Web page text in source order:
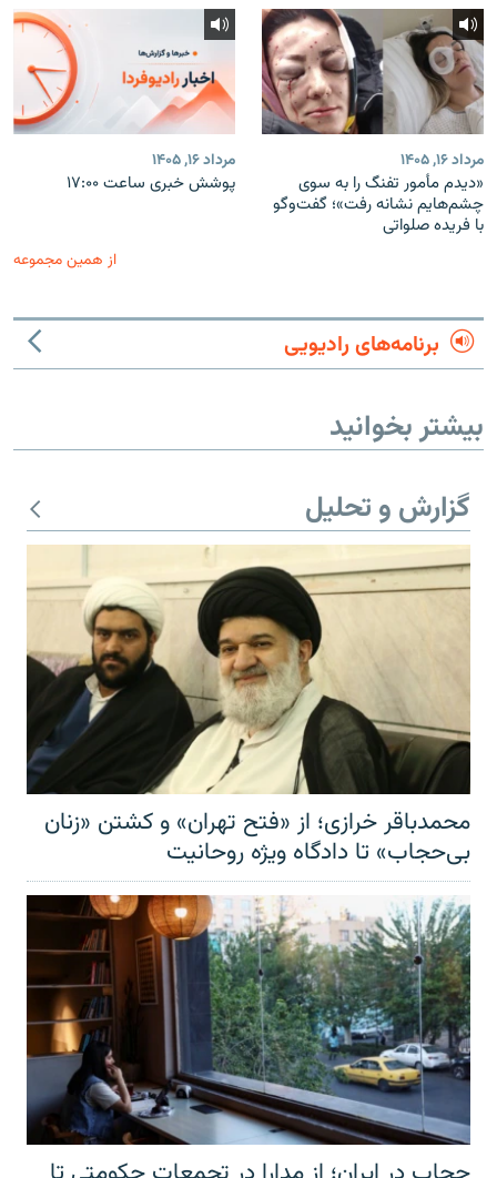
مرداد ۱۶, ۱۴۰۵
«دیدم مأمور تفنگ را به سوی
چشم‌هایم نشانه رفت»؛ گفت‌و‌گو
با فریده صلواتی
مرداد ۱۶, ۱۴۰۵
پوشش خبری ساعت ۱۷:۰۰
از همین مجموعه
برنامه‌های رادیویی
بیشتر بخوانید
گزارش و تحلیل
محمدباقر خرازی؛ از «فتح تهران» و کشتن «زنان
بی‌حجاب» تا دادگاه ویژه روحانیت